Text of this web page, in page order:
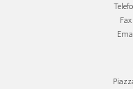
Fax